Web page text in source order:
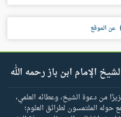
عن الموقع
الإمام ابن باز رحمه الله
من دعوة الشيخ، وعطائه العلمي،
حوله الملتمسون لطرائق العلوم؛